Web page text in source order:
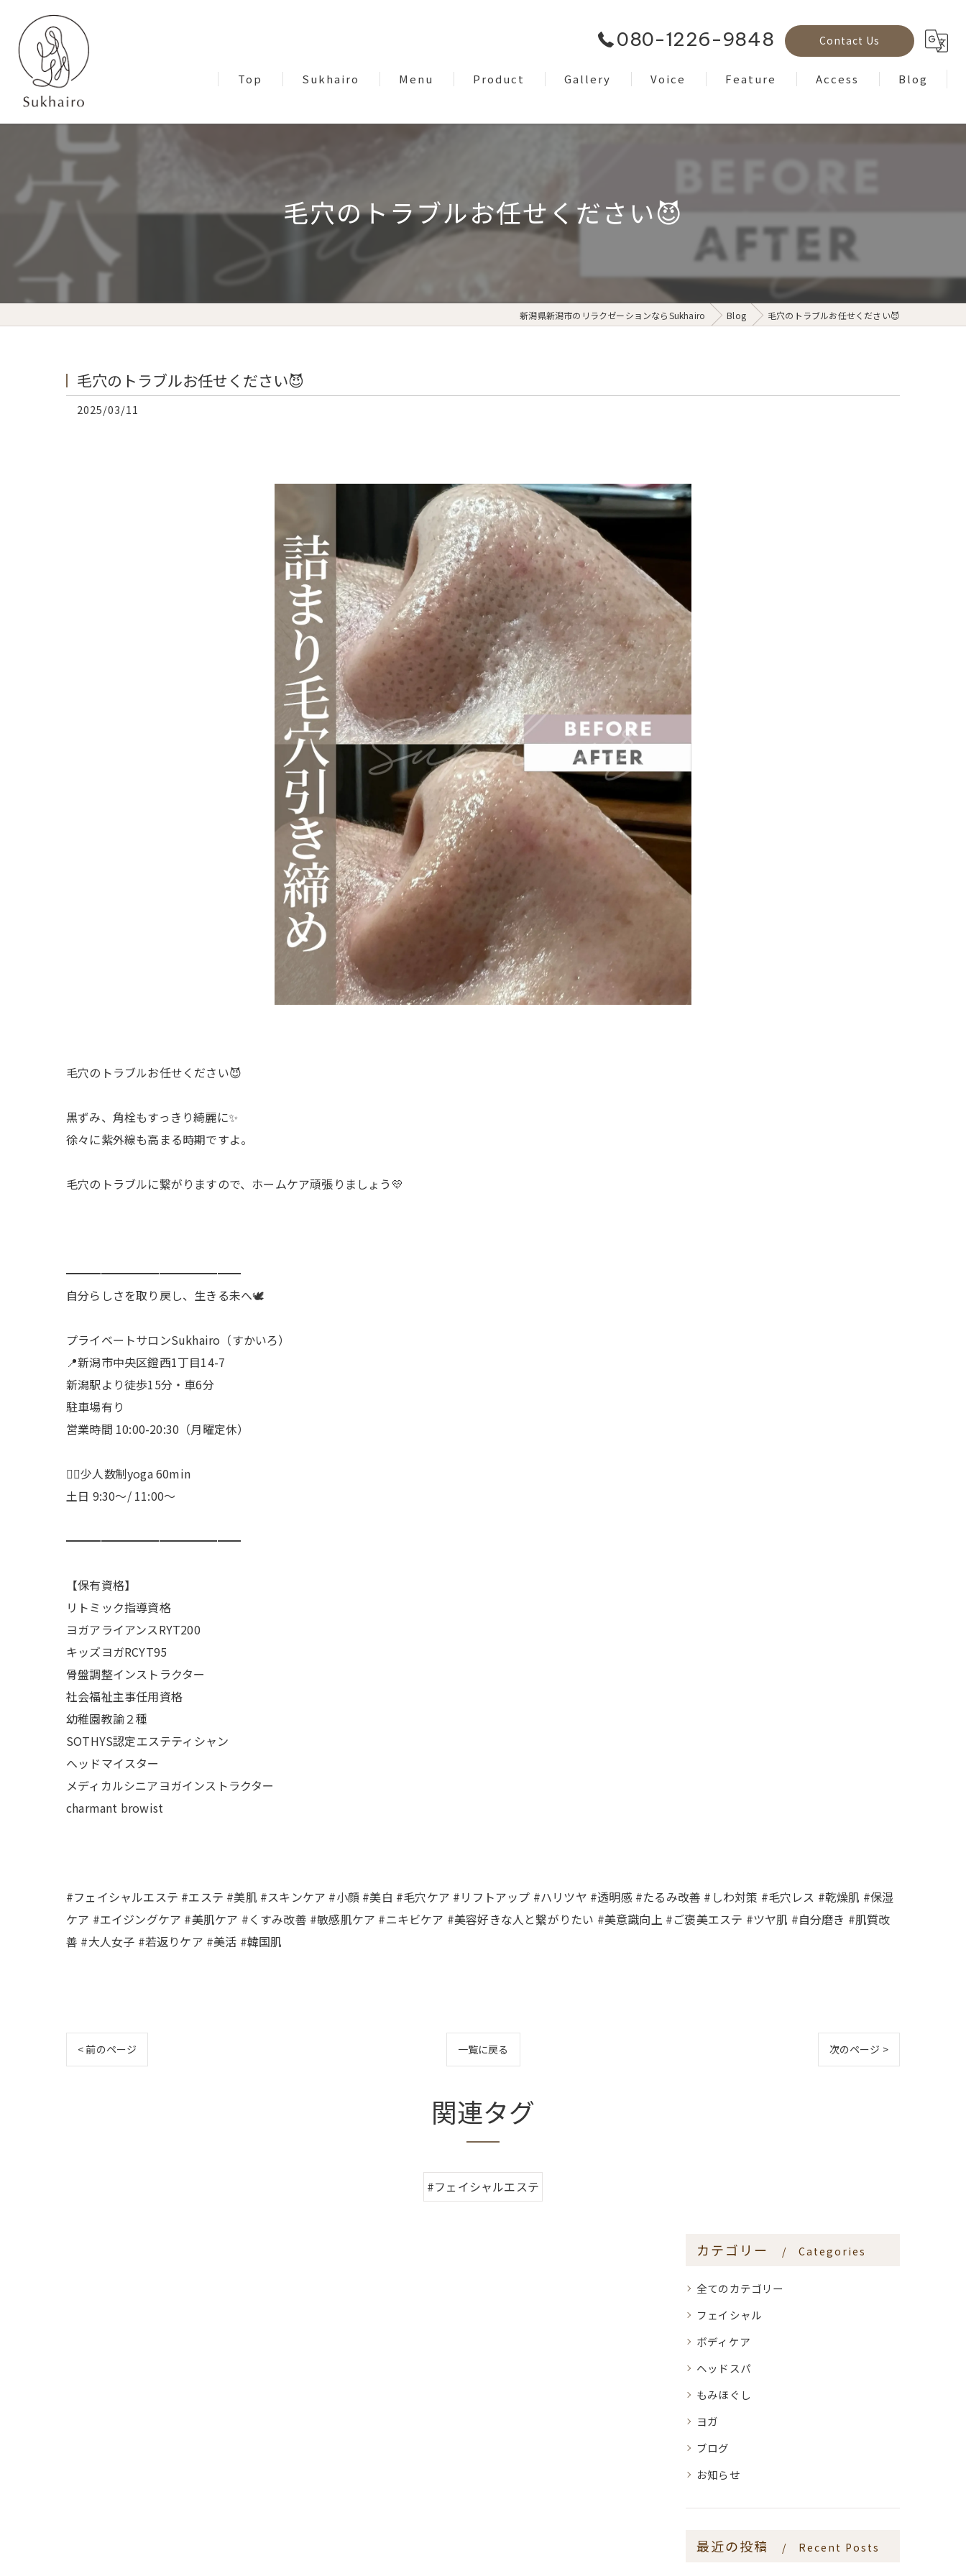
080-1226-9848 Contact Us
Top Sukhairo Menu
Dry Head Spa
Body Care
Night Only Relaxation
Product Gallery Voice Feature
もみほぐし
Access Blog
毛穴のトラブルお任せください😈
新潟県新潟市のリラクゼーションならSukhairo Blog 毛穴のトラブルお任せください😈
毛穴のトラブルお任せください😈
2025/03/11
毛穴のトラブルお任せください😈
黒ずみ、角栓もすっきり綺麗に✨
徐々に紫外線も高まる時期ですよ。
毛穴のトラブルに繋がりますので、ホームケア頑張りましょう💛
━━━━━━━━━━━━━━━
自分らしさを取り戻し、生きる未へ🕊️
プライベートサロンSukhairo（すかいろ）
📍新潟市中央区鐙西1丁目14-7
新潟駅より徒歩15分・車6分
駐車場有り
営業時間 10:00-20:30（月曜定休）
🧘‍♀️少人数制yoga 60min
土日 9:30〜/ 11:00〜
━━━━━━━━━━━━━━━
【保有資格】
リトミック指導資格
ヨガアライアンスRYT200
キッズヨガRCYT95
骨盤調整インストラクター
社会福祉主事任用資格
幼稚園教諭２種
SOTHYS認定エステティシャン
へッドマイスター
メディカルシニアヨガインストラクター
charmant browist
#フェイシャルエステ #エステ #美肌 #スキンケア #小顔 #美白 #毛穴ケア #リフトアップ #ハリツヤ #透明感 #たるみ改善 #しわ対策 #毛穴レス #乾燥肌 #保湿
ケア #エイジングケア #美肌ケア #くすみ改善 #敏感肌ケア #ニキビケア #美容好きな人と繋がりたい #美意識向上 #ご褒美エステ #ツヤ肌 #自分磨き #肌質改
善 #大人女子 #若返りケア #美活 #韓国肌
< 前のページ 一覧に戻る 次のページ >
関連タグ
#フェイシャルエステ
カテゴリー Categories
全てのカテゴリー
フェイシャル
ボディケア
ヘッドスパ
もみほぐし
ヨガ
ブログ
お知らせ
最近の投稿 Recent Posts